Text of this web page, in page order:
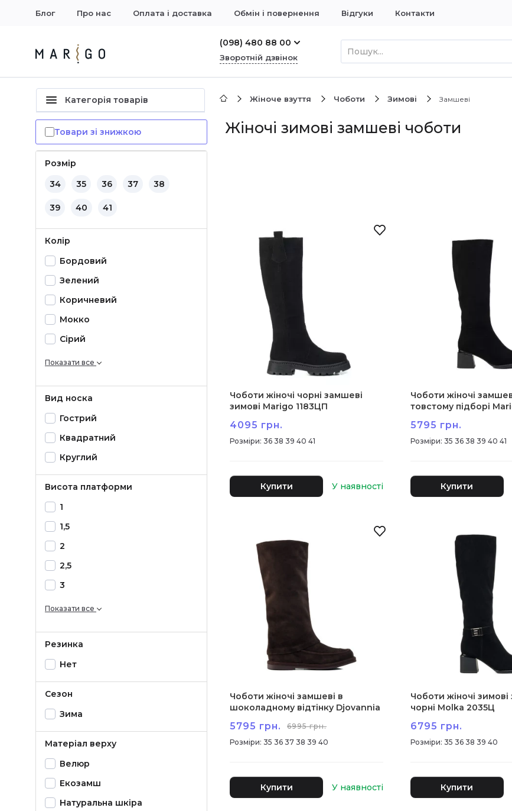
Блог Про нас Оплата і доставка Обмін і повернення Відгуки Контакти
(098) 480 88 00
Зворотній дзвінок
Категорія товарів Жіноче взуття Чоботи Зимові Замшеві
Товари зі знижкою
Розмір
34
35 36 37 38
39 40 41
Колір
Бордовий
Зелений
Коричневий
Мокко
Сірий
Показати все
Вид носка
Гострий
Квадратний
Круглий
Висота платформи
1
1,5
2
2,5
3
Показати все
Резинка
Нет
Сезон
Зима
Матеріал верху
Велюр
Екозамш
Натуральна шкіра
Жіночі зимові замшеві чоботи
Чоботи жіночі чорні замшеві
зимові Marigo 1183ЦП
4095 грн.
: 36 38 39 40 41
Купити
Чоботи жіночі
товстому підборі
5795 грн.
: 35 36 38 39 40 41
Купити
Чоботи жіночі замшеві в
шоколадному відтінку Djovannia
5795 грн.
6995 грн.
: 35 36 37 38 39 40
Купити
Чоботи жіночі
чорні Molka 2035Ц
6795 грн.
: 35 36 38 39 40
Купити